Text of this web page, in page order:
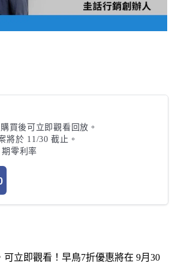
買後可立即觀看回放。
將於 11/30 截止。
零利率
立即觀看！早鳥7折優惠將在 9月30